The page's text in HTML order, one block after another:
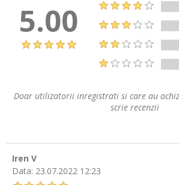
5.00
Doar utilizatorii inregistrati si care au
scrie recenzii
Iren V
Data: 23.07.2022 12:23